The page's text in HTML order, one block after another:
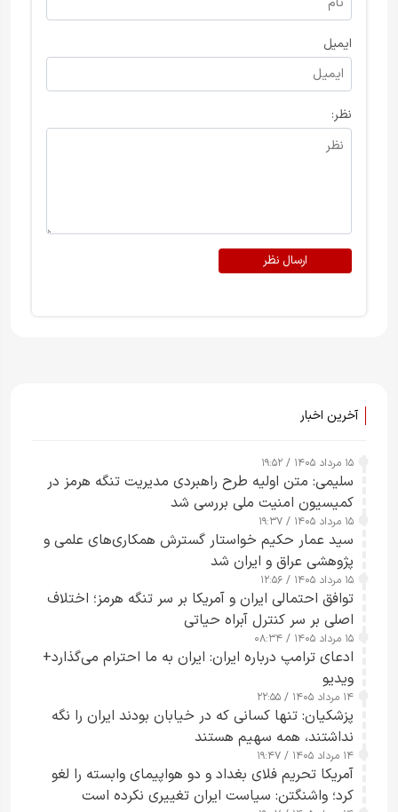
ایمیل
نظر:
ارسال نظر
آخرین اخبار
۱۵ مرداد ۱۴۰۵ / ۱۹:۵۲
سلیمی: متن اولیه طرح راهبردی مدیریت تنگه هرمز در
کمیسیون امنیت ملی بررسی شد
۱۵ مرداد ۱۴۰۵ / ۱۹:۳۷
سید عمار حکیم خواستار گسترش همکاری‌های علمی و
پژوهشی عراق و ایران شد
۱۵ مرداد ۱۴۰۵ / ۱۲:۵۶
توافق احتمالی ایران و آمریکا بر سر تنگه هرمز؛ اختلاف
اصلی بر سر کنترل آبراه حیاتی
۱۵ مرداد ۱۴۰۵ / ۰۸:۳۴
ادعای ترامپ درباره ایران: ایران به ما احترام می‌گذارد+
ویدیو
۱۴ مرداد ۱۴۰۵ / ۲۲:۵۵
پزشکیان: تنها کسانی که در خیابان بودند ایران را نگه
نداشتند، همه سهیم هستند
۱۴ مرداد ۱۴۰۵ / ۱۹:۴۷
آمریکا تحریم فلای بغداد و دو هواپیمای وابسته را لغو
کرد؛ واشنگتن: سیاست ایران تغییری نکرده است